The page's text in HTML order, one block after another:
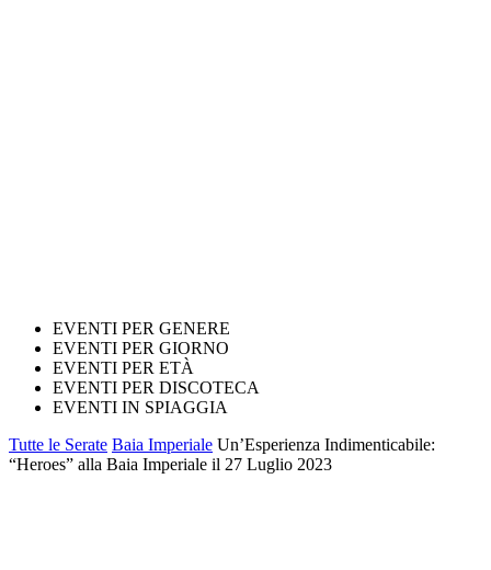
EVENTI PER GENERE
EVENTI PER GIORNO
EVENTI PER ETÀ
EVENTI PER DISCOTECA
EVENTI IN SPIAGGIA
Tutte le Serate Baia Imperiale Un’Esperienza Indimenticabile:
“Heroes” alla Baia Imperiale il 27 Luglio 2023